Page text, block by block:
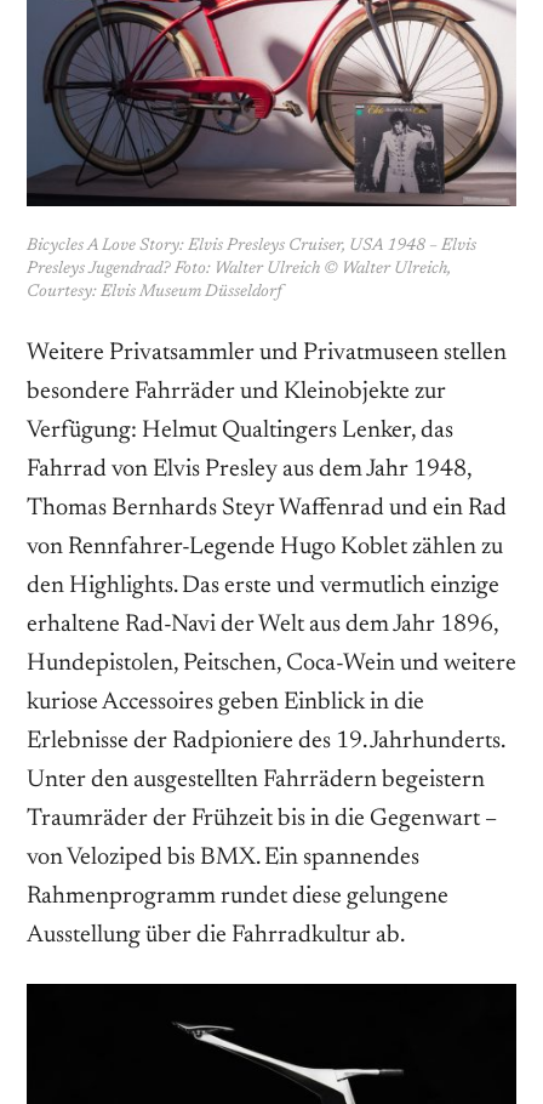
Bicycles A Love Story: Elvis Presleys Cruiser, USA 1948 – Elvis
Presleys Jugendrad? Foto: Walter Ulreich © Walter Ulreich,
Courtesy: Elvis Museum Düsseldorf
Weitere Privatsammler und Privatmuseen stellen
besondere Fahrräder und Kleinobjekte zur
Verfügung: Helmut Qualtingers Lenker, das
Fahrrad von Elvis Presley aus dem Jahr 1948,
Thomas Bernhards Steyr Waffenrad und ein Rad
von Rennfahrer-Legende Hugo Koblet zählen zu
den Highlights. Das erste und vermutlich einzige
erhaltene Rad-Navi der Welt aus dem Jahr 1896,
Hundepistolen, Peitschen, Coca-Wein und weitere
kuriose Accessoires geben Einblick in die
Erlebnisse der Radpioniere des 19. Jahrhunderts.
Unter den ausgestellten Fahrrädern begeistern
Traumräder der Frühzeit bis in die Gegenwart –
von Veloziped bis BMX. Ein spannendes
Rahmenprogramm rundet diese gelungene
Ausstellung über die Fahrradkultur ab.